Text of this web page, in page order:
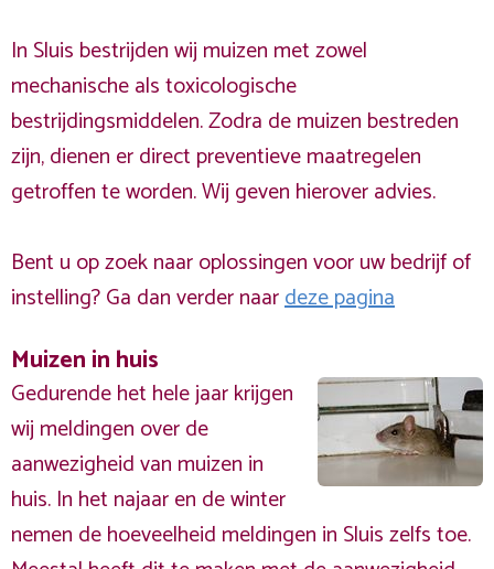
In Sluis bestrijden wij muizen met zowel
mechanische als toxicologische
bestrijdingsmiddelen. Zodra de muizen bestreden
zijn, dienen er direct preventieve maatregelen
getroffen te worden. Wij geven hierover advies.
Bent u op zoek naar oplossingen voor uw bedrijf of
instelling? Ga dan verder naardeze pagina
Muizen in huis
Gedurende het hele jaar krijgen
wij meldingen over de
aanwezigheid van muizen in
huis. In het najaar en de winter
nemen de hoeveelheid meldingen in Sluis zelfs toe.